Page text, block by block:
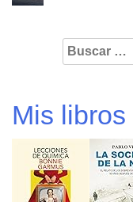
Buscar:
Mis libros